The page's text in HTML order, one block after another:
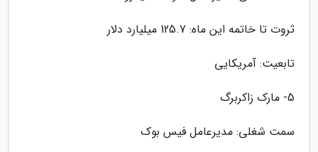
ثروت تا خاتمه این ماه: 125.7 میلیارد دلار
تابعیت: آمریکایی
5- مارک زاکربرگ
سمت شغلی: مدیرعامل فیس بوک